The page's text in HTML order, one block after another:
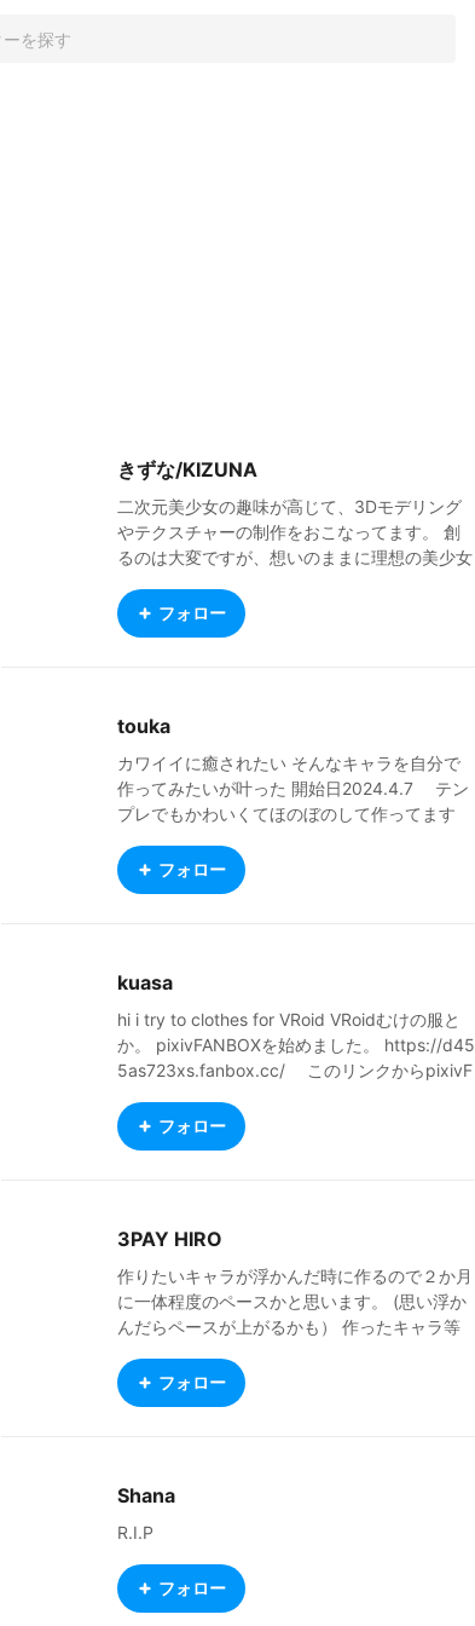
きずな/KIZUNA
二次元美少女の趣味が高じて、3Dモデリング
やテクスチャーの制作をおこなってます。 創
るのは大変ですが、想いのままに理想の美少女
ですね。 ここでは、おもにコーディネイトし
た自作アバターの投稿をしてます。「利用O
（ブース）にて美少女アバターの衣装、テクス
チャーを出品。そしてみんな大好き「無料配
布」もおこなっております。 コンテンツの充
実をするべく努力していきますので、フォロー
Twitter） https://x.com/kizuna_chao ＊ … *
… ＊ … * …＊ … * … ＊ … * …＊ … * … ＊ For
e, but I enjoy creating my ideal beautiful girl
s, changing their clothes and coordinating th
em as I wish. Here, I mainly post my own ava
tars that I have coordinated. Some avatars a
much as I do. ■"BOOTH - Kizuna Kobo" http
s://kizuna-chao.booth.pm/ We will be exhibiti
e every effort to enhance the contents, so pl
ease follow and support us! ■X (formerly Twi
tter) https://x.com/kizuna_chao
フォロー
touka
カワイイに癒されたい そんなキャラを自分で
作ってみたいが叶った 開始日2024.4.7 テン
プレでもかわいくてほのぼのして作ってます
4.7 1年はあっという間ｗ 気付けば沢山の衣
装やテクスチャーなどお借りして自由気ままに
い感謝しております。本当にありがとうござい
ました😼
フォロー
kuasa
hi i try to clothes for VRoid VRoidむけの服と
か。 pixivFANBOXを始めました。 https://d45
5as723xs.fanbox.cc/ このリンクからpixivF
BOXについてです。 ブログとサブスクがあり
ます。 ブログは私の3Dキャラに関するもの
す。 サブスク以外の無料版のブログを、見
ていただけたらうれしいです。
フォロー
3PAY HIRO
作りたいキャラが浮かんだ時に作るので２か月
に一体程度のペースかと思います。 (思い浮か
んだらペースが上がるかも） 作ったキャラ等
す！ https://www.youtube.com/@3HiroSoun
ds ・X(Twitter) ID: @3payHiro 呟きません。
Blender(たまにしか使わないので都度操作方を
忘れるｗいつか集中してちゃんと使いたい） C
きなai:ジェミニさん。 活動方針:良さげな(自分
基準)モデルや衣装を見つけたら良いね！しま
フォロー
Shana
R.I.P
フォロー